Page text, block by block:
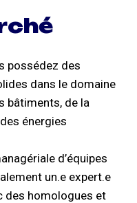
possédez des
dans le domaine
bâtiments, de la
énergies
d’équipes
un.e expert.e
des homologues et